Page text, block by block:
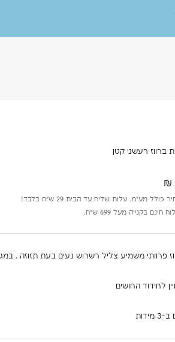
ברווז רעשני קטן
מבצע
כולל מע״מ. עלות שליח עד הבית 29 ש״ח בלבד!
חינם בקנייה מעל 699 ש״ח.
פרוותי משמיע צליל רשרוש נעים בעת תזוזה .
לחידוד החושים
מידות